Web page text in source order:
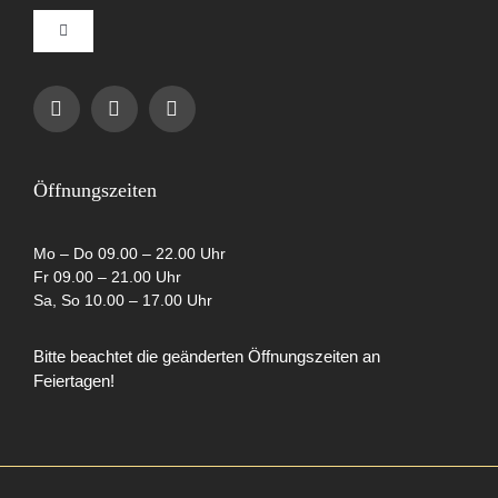
Toggle
Navigation
Impressum
Cookie-Richtlinie (EU)
Partner
Öffnungszeiten
Mo – Do 09.00 – 22.00 Uhr
Fr 09.00 – 21.00 Uhr
Sa, So 10.00 – 17.00 Uhr
Bitte beachtet die geänderten Öffnungszeiten an
Feiertagen!